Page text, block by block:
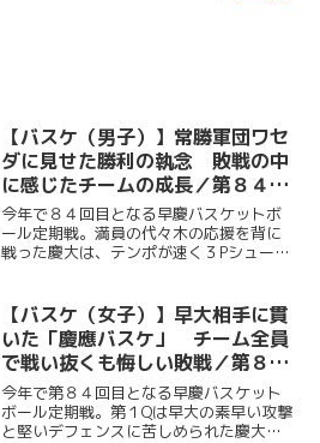
【バスケ（男子）】常勝軍団ワセ
ダに見せた勝利の執念 敗戦の中
に感じたチームの成長／第８４回
早慶バスケットボール定期戦
今年で８４回目となる早慶バスケットボ
ール定期戦。満員の代々木の応援を背に
戦った慶大は、テンポが速く３Pシュート
北）や桑原佑尚（総２・済々黌）を中心
に得点を重ねていく。早大...
【バスケ（女子）】早大相手に貫
いた「慶應バスケ」 チーム全員
で戦い抜くも悔しい敗戦／第８４
回早慶バスケットボール定期戦
今年で第８４回目となる早慶バスケット
ボール定期戦。第１Qは早大の素早い攻撃
と堅いデフェンスに苦しめられた慶大だ